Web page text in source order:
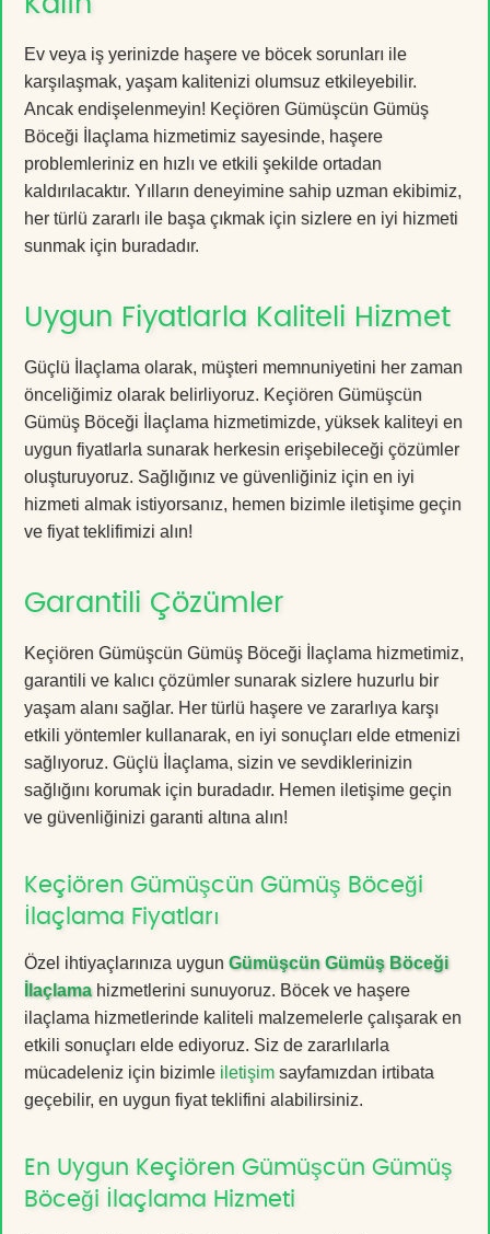
Ev veya iş yerinizde haşere ve böcek sorunları ile
karşılaşmak, yaşam kalitenizi olumsuz etkileyebilir.
Ancak endişelenmeyin! Keçiören Gümüşcün Gümüş
Böceği İlaçlama hizmetimiz sayesinde, haşere
problemleriniz en hızlı ve etkili şekilde ortadan
kaldırılacaktır. Yılların deneyimine sahip uzman ekibimiz,
her türlü zararlı ile başa çıkmak için sizlere en iyi hizmeti
sunmak için buradadır.
Uygun Fiyatlarla Kaliteli Hizmet
Güçlü İlaçlama olarak, müşteri memnuniyetini her zaman
önceliğimiz olarak belirliyoruz. Keçiören Gümüşcün
Gümüş Böceği İlaçlama hizmetimizde, yüksek kaliteyi en
uygun fiyatlarla sunarak herkesin erişebileceği çözümler
oluşturuyoruz. Sağlığınız ve güvenliğiniz için en iyi
hizmeti almak istiyorsanız, hemen bizimle iletişime geçin
ve fiyat teklifimizi alın!
Garantili Çözümler
Keçiören Gümüşcün Gümüş Böceği İlaçlama hizmetimiz,
garantili ve kalıcı çözümler sunarak sizlere huzurlu bir
yaşam alanı sağlar. Her türlü haşere ve zararlıya karşı
etkili yöntemler kullanarak, en iyi sonuçları elde etmenizi
sağlıyoruz. Güçlü İlaçlama, sizin ve sevdiklerinizin
sağlığını korumak için buradadır. Hemen iletişime geçin
ve güvenliğinizi garanti altına alın!
Keçiören Gümüşcün Gümüş Böceği
İlaçlama Fiyatları
Özel ihtiyaçlarınıza uygun Gümüşcün Gümüş Böceği
İlaçlamahizmetlerini sunuyoruz. Böcek ve haşere
ilaçlama hizmetlerinde kaliteli malzemelerle çalışarak en
etkili sonuçları elde ediyoruz. Siz de zararlılarla
mücadeleniz için bizimle iletişim sayfamızdan irtibata
geçebilir, en uygun fiyat teklifini alabilirsiniz.
En Uygun Keçiören Gümüşcün Gümüş
Böceği İlaçlama Hizmeti